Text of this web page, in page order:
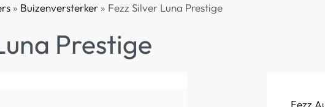
» Buizenversterker » Fezz Silver Luna Prestige
Prestige
Fezz